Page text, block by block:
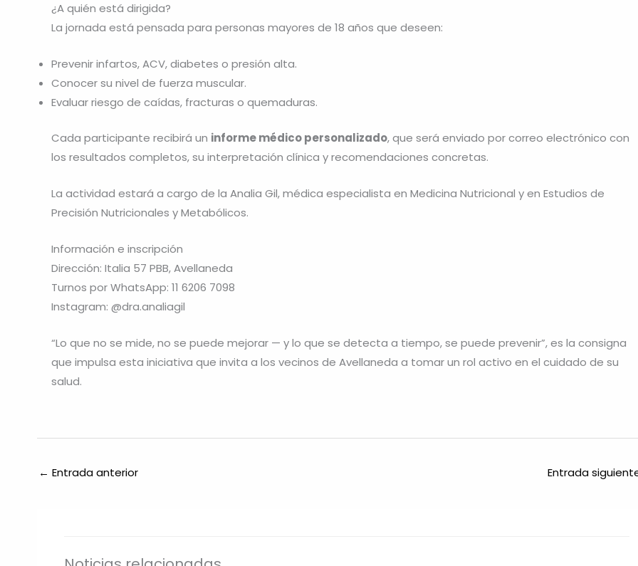
¿A quién está dirigida?
La jornada está pensada para personas mayores de 18 años que deseen:
Prevenir infartos, ACV, diabetes o presión alta.
Conocer su nivel de fuerza muscular.
Evaluar riesgo de caídas, fracturas o quemaduras.
Cada participante recibirá un informe médico personalizado, que será enviado por correo electrónico con
los resultados completos, su interpretación clínica y recomendaciones concretas.
La actividad estará a cargo de la Analia Gil, médica especialista en Medicina Nutricional y en Estudios de
Precisión Nutricionales y Metabólicos.
Información e inscripción
Dirección: Italia 57 PBB, Avellaneda
Turnos por WhatsApp: 11 6206 7098
Instagram: @dra.analiagil
“Lo que no se mide, no se puede mejorar — y lo que se detecta a tiempo, se puede prevenir”, es la consigna
que impulsa esta iniciativa que invita a los vecinos de Avellaneda a tomar un rol activo en el cuidado de su
salud.
← Entrada anterior Entrada